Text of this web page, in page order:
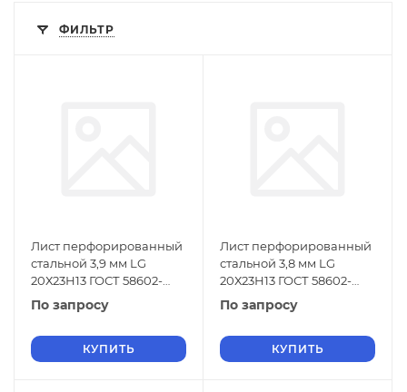
ФИЛЬТР
Лист перфорированный
стальной 3,9 мм LG
20Х23Н13 ГОСТ 58602-
2019
По запросу
КУПИТЬ
Лист перфорированный
стальной 3,8 мм LG
20Х23Н13 ГОСТ 58602-
2019
По запросу
КУПИТЬ